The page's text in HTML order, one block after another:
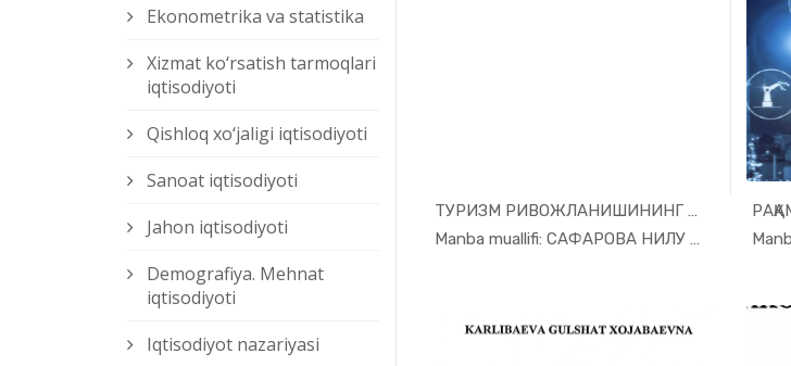
Ekonometrika va statistika
Xizmat kо‘rsatish tarmoqlari
iqtisodiyoti
Qishloq xо‘jaligi iqtisodiyoti
Sanoat iqtisodiyoti
Jahon iqtisodiyoti
Demografiya. Mehnat
iqtisodiyoti
Iqtisodiyot nazariyasi
ТУРИЗМ РИВОЖЛАНИШИНИНГ ИЛМИЙ-НАЗ...
Manba muallifi: САФАРОВА НИЛУ ФАР НЕЪМАТИ...
In Turizm ...